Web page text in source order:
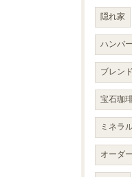
隠れ家
ハンバ
ブレン
宝石珈
ミネラ
オーダ